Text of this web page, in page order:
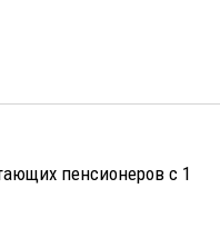
пенсионеров с 1